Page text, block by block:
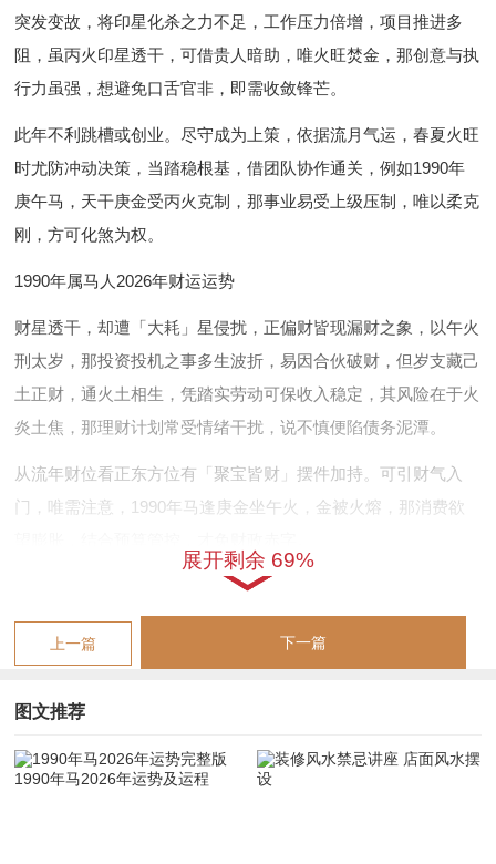
突发变故，将印星化杀之力不足，工作压力倍增，项目推进多
阻，虽丙火印星透干，可借贵人暗助，唯火旺焚金，那创意与执
行力虽强，想避免口舌官非，即需收敛锋芒。
此年不利跳槽或创业。尽守成为上策，依据流月气运，春夏火旺
时尤防冲动决策，当踏稳根基，借团队协作通关，例如1990年
庚午马，天干庚金受丙火克制，那事业易受上级压制，唯以柔克
刚，方可化煞为权。
1990年属马人2026年财运运势
财星透干，却遭「大耗」星侵扰，正偏财皆现漏财之象，以午火
刑太岁，那投资投机之事多生波折，易因合伙破财，但岁支藏己
土正财，通火土相生，凭踏实劳动可保收入稳定，其风险在于火
炎土焦，那理财计划常受情绪干扰，说不慎便陷债务泥潭。
从流年财位看正东方位有「聚宝皆财」摆件加持。可引财气入
门，唯需注意，1990年马逢庚金坐午火，金被火熔，那消费欲
1990年属马人2026年感情姻缘运势
桃花带煞，夫妻宫受「咸池」同「卷舌」星双重扰动，感情世界
多含糊与争执，以午午自刑，那单身者易遇露水情缘，难修正
果；已婚者则沟通失衡，伴旧怨复发，虽丙火印星生身，可借长
年桃花位在中宫，那「鱼跃荷香」摆件能调与气场，但其核心在
展开剩余 69%
上一篇 下一篇
图文推荐